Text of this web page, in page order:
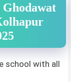
school with all